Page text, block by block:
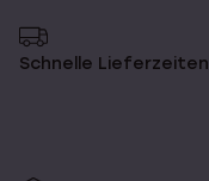
Schnelle Lieferzeiten